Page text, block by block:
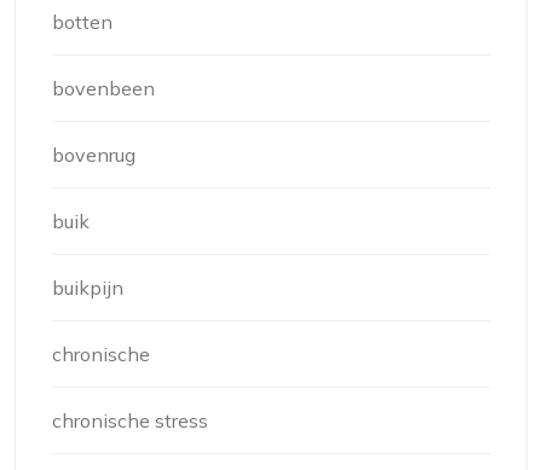
botten
bovenbeen
bovenrug
buik
buikpijn
chronische
chronische stress